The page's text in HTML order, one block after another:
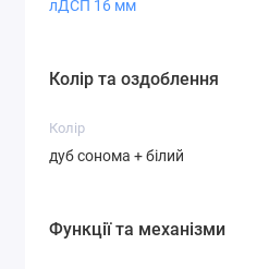
лДСП 16 мм
Колір та оздоблення
Колір
дуб сонома + білий
Функції та механізми